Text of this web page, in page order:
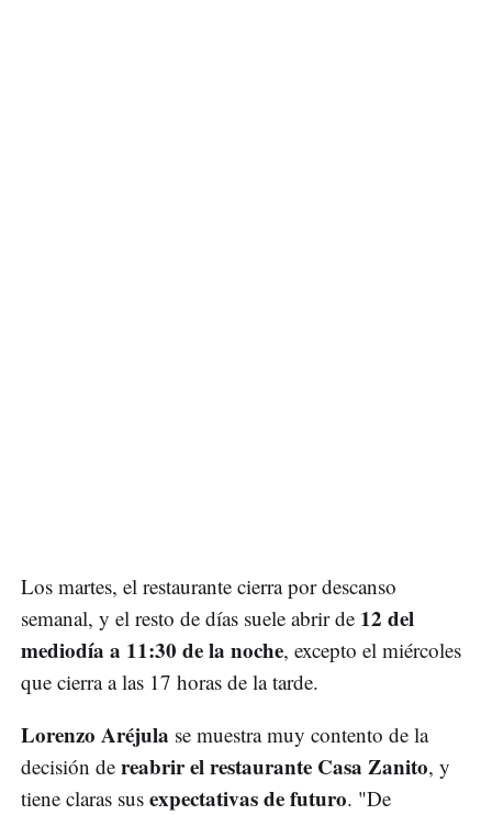
Los martes, el restaurante cierra por descanso
semanal, y el resto de días suele abrir de 12 del
mediodía a 11:30 de la noche, excepto el miércoles
que cierra a las 17 horas de la tarde.
Lorenzo Aréjula se muestra muy contento de la
decisión de reabrir el restaurante Casa Zanito, y
tiene claras sus expectativas de futuro. "De